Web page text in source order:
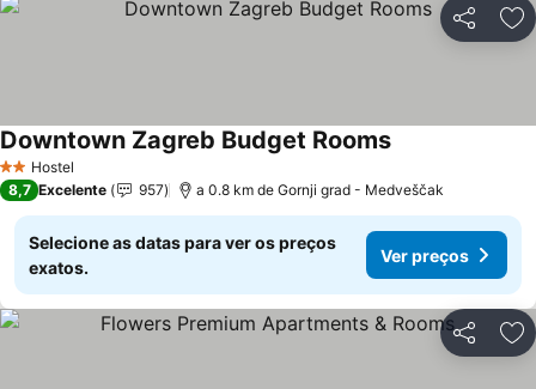
Partilhar
2 Estrelas
Hostel
Downtown Zagreb Budget Rooms
8,7 Excelente 957 a 0.8 km de Gornji grad - Medveščak
Selecione as datas para ver os preços
exatos.
Ver preços
Partilhar